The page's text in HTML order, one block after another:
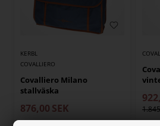
KERBL
COVALLIERO
Covalliero Milano
stallväska
876,00 SEK